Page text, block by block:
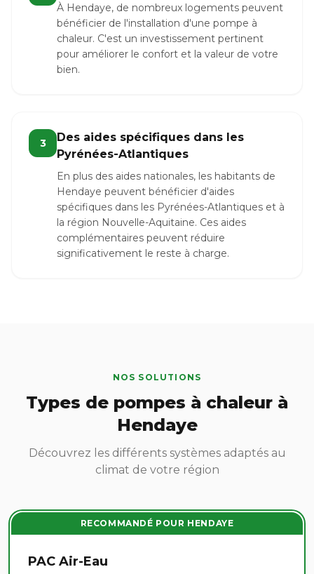
À Hendaye, de nombreux logements peuvent
bénéficier de l'installation d'une pompe à
chaleur. C'est un investissement pertinent
pour améliorer le confort et la valeur de votre
bien.
3
Des aides spécifiques dans les
Pyrénées-Atlantiques
En plus des aides nationales, les habitants de
Hendaye peuvent bénéficier d'aides
spécifiques dans les Pyrénées-Atlantiques et à
la région Nouvelle-Aquitaine. Ces aides
complémentaires peuvent réduire
significativement le reste à charge.
NOS SOLUTIONS
Types de pompes à chaleur à
Hendaye
Découvrez les différents systèmes adaptés au
climat de votre région
RECOMMANDÉ POUR HENDAYE
PAC Air-Eau